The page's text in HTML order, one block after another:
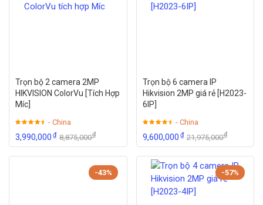
Trọn bộ 2 camera 2MP
HIKVISION ColorVu [Tích Hợp
Míc]
- China
3,990,000₫ 8,875,000₫
Trọn bộ 6 camera IP
Hikvision 2MP giá rẻ [H2023-
6IP]
- China
9,600,000₫ 21,975,000₫
-43% -57%